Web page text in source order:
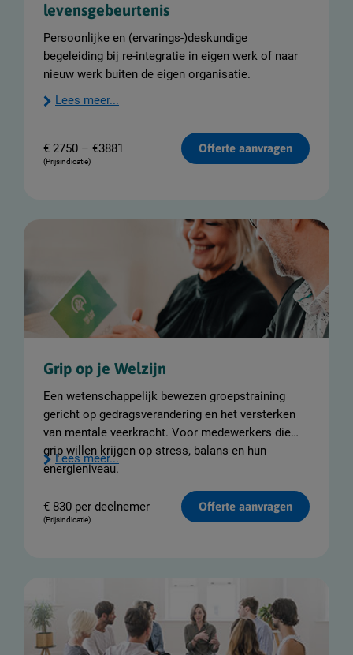
levensgebeurtenis
Persoonlijke en (ervarings-)deskundige
begeleiding bij re-integratie in eigen werk of naar
nieuw werk buiten de eigen organisatie.
Lees meer...
€ 2750 – €3881
(Prijsindicatie)
Offerte aanvragen
Grip op je Welzijn
Een wetenschappelijk bewezen groepstraining
gericht op gedragsverandering en het versterken
van mentale veerkracht. Voor medewerkers die
grip willen krijgen op stress, balans en hun
energieniveau.
Lees meer...
€ 830 per deelnemer
(Prijsindicatie)
Offerte aanvragen